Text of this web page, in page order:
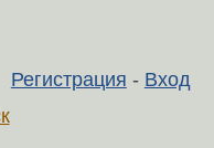
Регистрация - Вход